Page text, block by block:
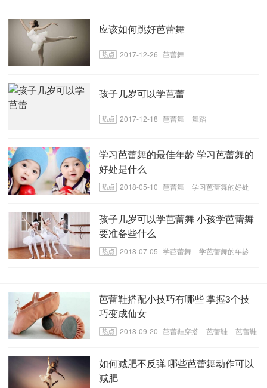
应该如何跳好芭蕾舞
2017-12-26 芭蕾舞
孩子几岁可以学芭蕾
2017-12-18 芭蕾舞 舞蹈
​学习芭蕾舞的最佳年龄 学习芭蕾舞的
好处是什么
2018-05-10 芭蕾舞
学习芭蕾舞的好处
孩子几岁可以学芭蕾舞 小孩学芭蕾舞
要准备些什么
2018-07-05 学芭蕾舞
学芭蕾舞的年龄
芭蕾鞋搭配小技巧有哪些 掌握3个技
巧变成仙女
2018-09-20 芭蕾鞋穿搭 ​芭蕾鞋
​芭蕾鞋
如何减肥不反弹 哪些芭蕾舞动作可以
减肥